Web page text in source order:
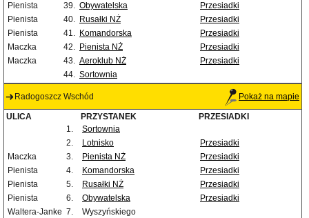
Pienista 39. Obywatelska
Przesiadki
Pienista
40. Rusałki NŻ
Przesiadki
Pienista
41. Komandorska
Przesiadki
Maczka
42. Pienista NŻ
Przesiadki
Maczka
43. Aeroklub NŻ
Przesiadki
44. Sortownia
Radogoszcz Wschód Pokaż na mapie
ULICA PRZYSTANEK
PRZESIADKI
1.
Sortownia
2.
Lotnisko
Przesiadki
Maczka
3. Pienista NŻ
Przesiadki
Pienista
4. Komandorska
Przesiadki
Pienista
5. Rusałki NŻ
Przesiadki
Pienista
6. Obywatelska
Przesiadki
Waltera-Janke 7.
Wyszyńskiego